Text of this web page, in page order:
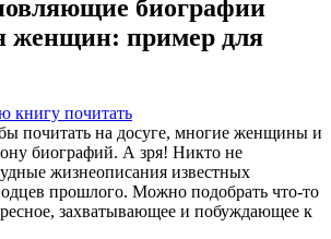
биографии
женщин: пример для
книгу почитать
почитать на досуге, многие женщины и
биографий. А зря! Никто не
жизнеописания известных
прошлого. Можно подобрать что-то
захватывающее и побуждающее к